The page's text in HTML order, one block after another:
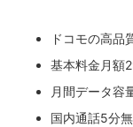
ドコモの高品
基本料金月額
月間データ容
国内通話5分